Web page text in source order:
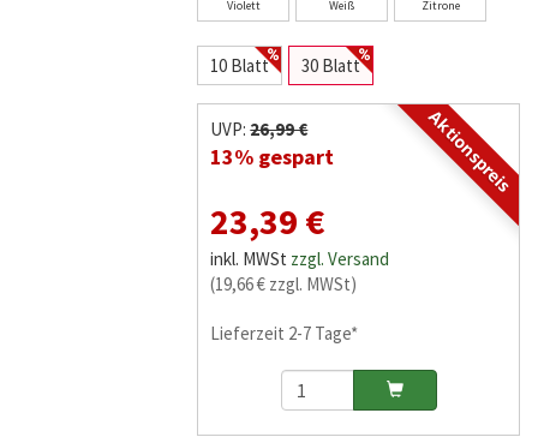
Violett Weiß Zitrone
10 Blatt 30 Blatt
Aktionspreis
UVP:26,99 €
13% gespart
23,39 €
inkl. MWSt zzgl. Versand
(19,66 € zzgl. MWSt)
Lieferzeit 2-7 Tage*